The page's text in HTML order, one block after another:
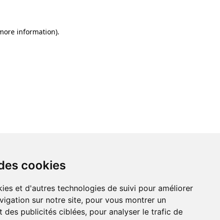
cookies
et d'autres technologies de suivi pour améliorer
sur notre site, pour vous montrer un
des publicités ciblées, pour analyser le trafic de
information).